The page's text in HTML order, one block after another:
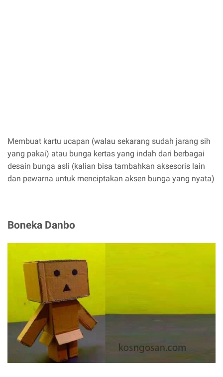
Membuat kartu ucapan (walau sekarang sudah jarang sih
yang pakai) atau bunga kertas yang indah dari berbagai
desain bunga asli (kalian bisa tambahkan aksesoris lain
dan pewarna untuk menciptakan aksen bunga yang nyata)
Boneka Danbo